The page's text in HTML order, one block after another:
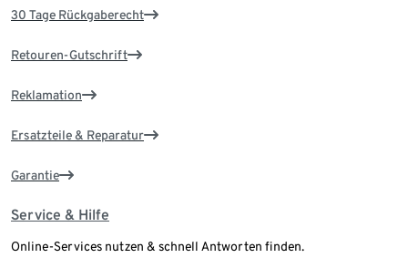
30 Tage Rückgaberecht
Retouren-Gutschrift
Reklamation
Ersatzteile & Reparatur
Garantie
Service & Hilfe
Online-Services nutzen & schnell Antworten finden.